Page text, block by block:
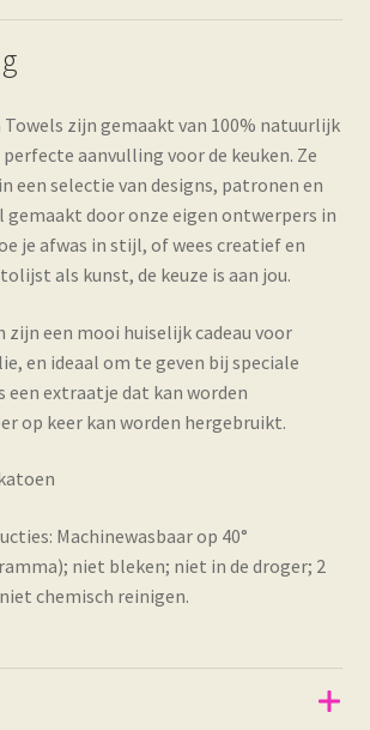
zijn gemaakt van 100% natuurlijk
aanvulling voor de keuken. Ze
een selectie van designs, patronen en
gemaakt door onze eigen ontwerpers in
je afwas in stijl, of wees creatief en
als kunst, de keuze is aan jou.
zijn een mooi huiselijk cadeau voor
en ideaal om te geven bij speciale
een extraatje dat kan worden
op keer kan worden hergebruikt.
Machinewasbaar op 40°
niet bleken; niet in de droger; 2
chemisch reinigen.